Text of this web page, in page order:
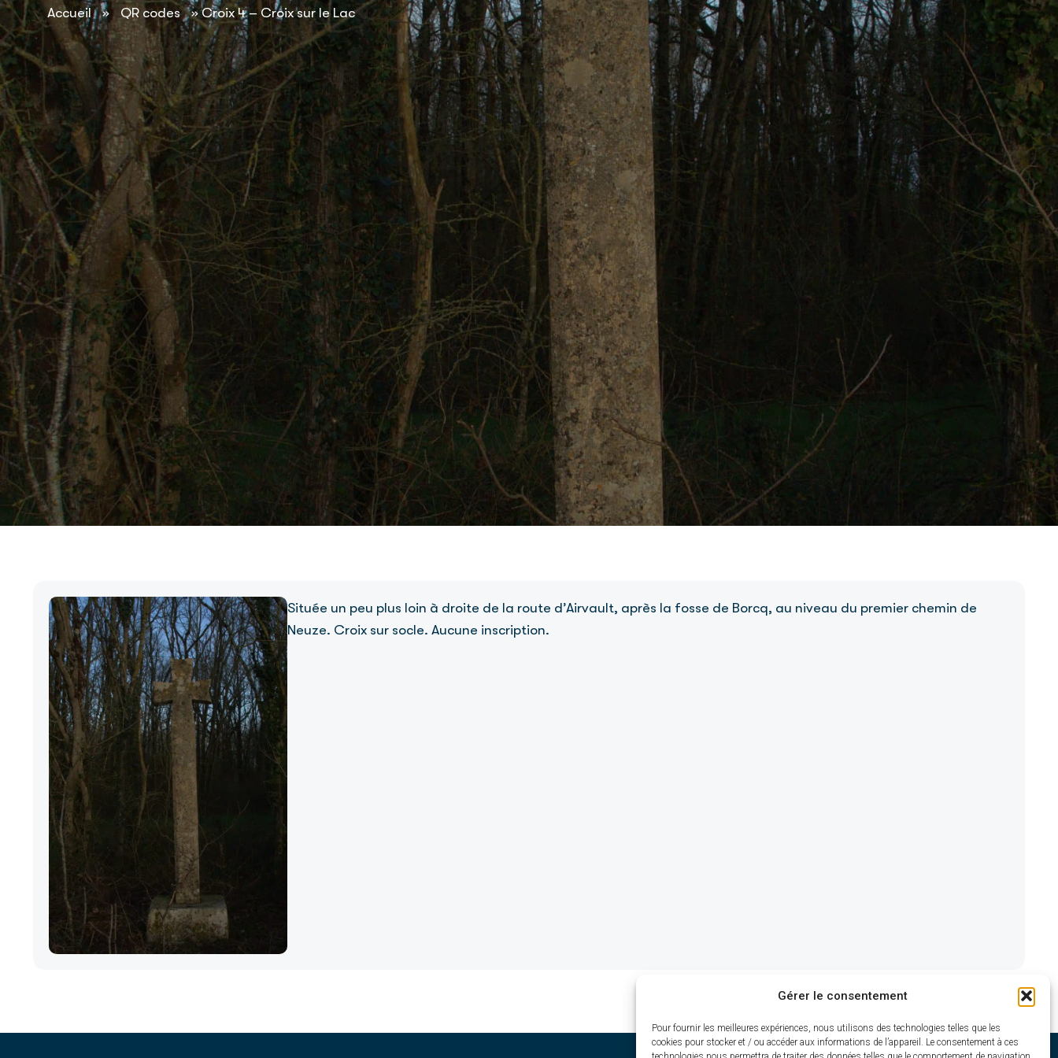
Gérer le consentement
Pour fournir les meilleures expériences, nous utilisons des technologies telles que les
cookies pour stocker et / ou accéder aux informations de l’appareil. Le consentement à ces
principal
Espace membre
NOUS
CONTACTER
DÉCOUVRIR AIRVAULT MAIRIE D'AIRVAULT VIVRE À AIRVAULT
Accueil » QR codes »Croix 4 – Croix sur le Lac
Située un peu plus loin à droite de la route d’Airvault, après la fosse de Borcq, au niveau du premier chemin de
Neuze. Croix sur socle. Aucune inscription.